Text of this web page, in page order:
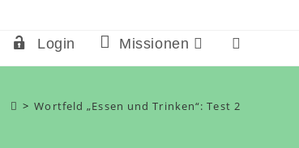
Login Missionen
Suche
> Wortfeld „Essen und Trinken“: Test 2